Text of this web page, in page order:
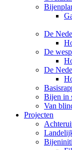
De
De
De
Bijen in
Van
Projecten